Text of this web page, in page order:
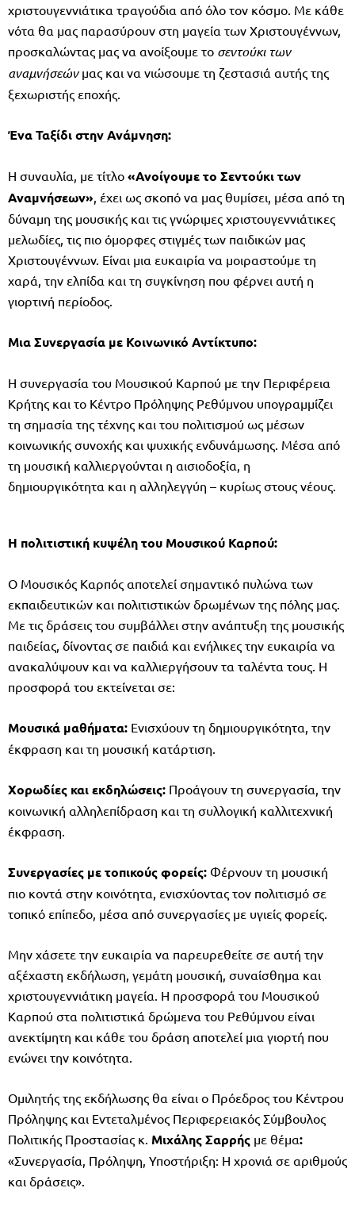
χριστουγεννιάτικα τραγούδια από όλο τον κόσμο. Με κάθε
νότα θα μας παρασύρουν στη μαγεία των Χριστουγέννων,
προσκαλώντας μας να ανοίξουμε το σεντούκι των
αναμνήσεώνμας και να νιώσουμε τη ζεστασιά αυτής της
ξεχωριστής εποχής.
Ένα Ταξίδι στην Ανάμνηση:
Η συναυλία, με τίτλο «Ανοίγουμε το Σεντούκι των
Αναμνήσεων» , έχει ως σκοπό να μας θυμίσει, μέσα από τη
δύναμη της μουσικής και τις γνώριμες χριστουγεννιάτικες
μελωδίες, τις πιο όμορφες στιγμές των παιδικών μας
Χριστουγέννων. Είναι μια ευκαιρία να μοιραστούμε τη
χαρά, την ελπίδα και τη συγκίνηση που φέρνει αυτή η
γιορτινή περίοδος.
Μια Συνεργασία με Κοινωνικό Αντίκτυπο:
Η συνεργασία του Μουσικού Καρπού με την Περιφέρεια
Κρήτης και το Κέντρο Πρόληψης Ρεθύμνου υπογραμμίζει
τη σημασία της τέχνης και του πολιτισμού ως μέσων
κοινωνικής συνοχής και ψυχικής ενδυνάμωσης. Μέσα από
τη μουσική καλλιεργούνται η αισιοδοξία, η
δημιουργικότητα και η αλληλεγγύη – κυρίως στους νέους.
Η πολιτιστική κυψέλη του Μουσικού Καρπού:
Ο Μουσικός Καρπός αποτελεί σημαντικό πυλώνα των
εκπαιδευτικών και πολιτιστικών δρωμένων της πόλης μας.
Με τις δράσεις του συμβάλλει στην ανάπτυξη της μουσικής
παιδείας, δίνοντας σε παιδιά και ενήλικες την ευκαιρία να
ανακαλύψουν και να καλλιεργήσουν τα ταλέντα τους. Η
προσφορά του εκτείνεται σε:
Μουσικά μαθήματα: Ενισχύουν τη δημιουργικότητα, την
έκφραση και τη μουσική κατάρτιση.
Χορωδίες και εκδηλώσεις: Προάγουν τη συνεργασία, την
κοινωνική αλληλεπίδραση και τη συλλογική καλλιτεχνική
έκφραση.
Συνεργασίες με τοπικούς φορείς: Φέρνουν τη μουσική
πιο κοντά στην κοινότητα, ενισχύοντας τον πολιτισμό σε
τοπικό επίπεδο, μέσα από συνεργασίες με υγιείς φορείς.
Μην χάσετε την ευκαιρία να παρευρεθείτε σε αυτή την
αξέχαστη εκδήλωση, γεμάτη μουσική, συναίσθημα και
χριστουγεννιάτικη μαγεία. Η προσφορά του Μουσικού
Καρπού στα πολιτιστικά δρώμενα του Ρεθύμνου είναι
ανεκτίμητη και κάθε του δράση αποτελεί μια γιορτή που
ενώνει την κοινότητα.
Ομιλητής της εκδήλωσης θα είναι ο Πρόεδρος του Κέντρου
Πρόληψης και Εντεταλμένος Περιφερειακός Σύμβουλος
Πολιτικής Προστασίας κ. Μιχάλης Σαρρής με θέμα:
«Συνεργασία, Πρόληψη, Υποστήριξη: Η χρονιά σε αριθμούς
και δράσεις».